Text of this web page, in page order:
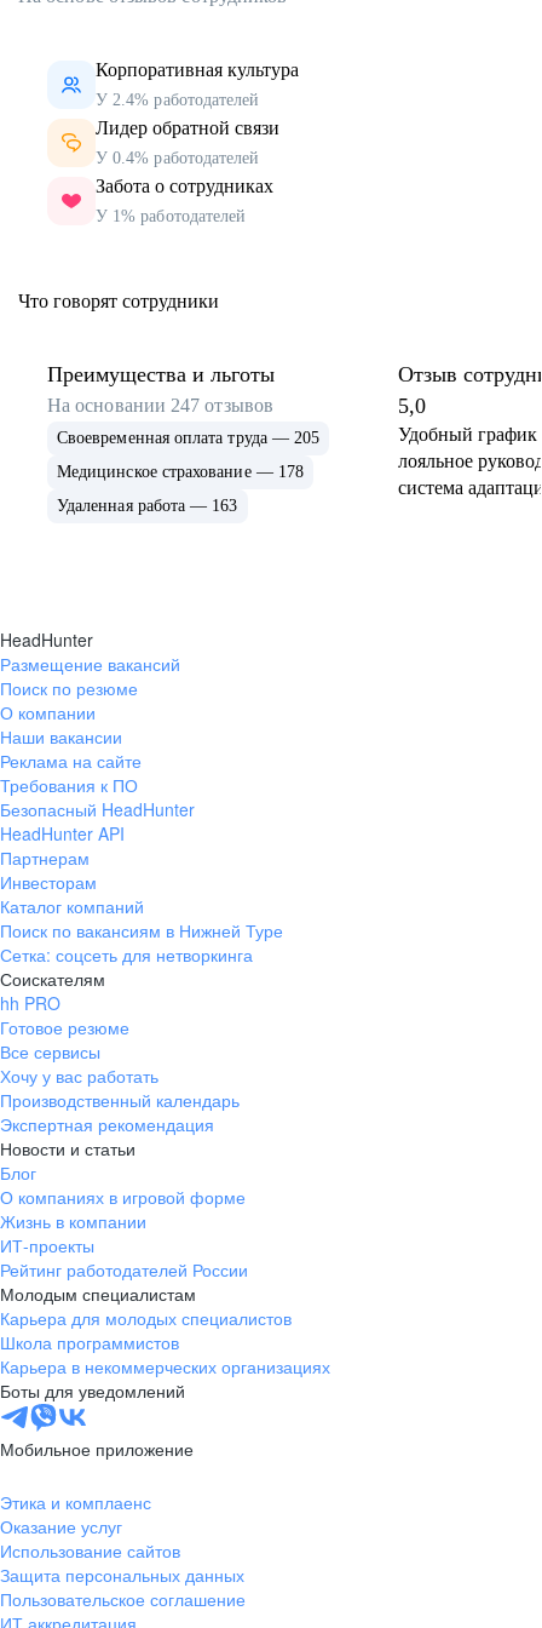
Корпоративная культура
У 2.4% работодателей
Лидер обратной связи
У 0.4% работодателей
Забота о сотрудниках
У 1% работодателей
Что говорят сотрудники
Преимущества и льготы
На основании 247 отзывов
Своевременная оплата труда — 205
Медицинское страхование — 178
Удаленная работа — 163
Отзыв
5,0
Удобный график
лояльное
система
HeadHunter
Размещение вакансий
Поиск по резюме
О компании
Наши вакансии
Реклама на сайте
Требования к ПО
Безопасный HeadHunter
HeadHunter API
Партнерам
Инвесторам
Каталог компаний
Поиск по вакансиям в Нижней Туре
Сетка: соцсеть для нетворкинга
Соискателям
hh PRO
Готовое резюме
Все сервисы
Хочу у вас работать
Производственный календарь
Экспертная рекомендация
Новости и статьи
Блог
О компаниях в игровой форме
Жизнь в компании
ИТ-проекты
Рейтинг работодателей России
Молодым специалистам
Карьера для молодых специалистов
Школа программистов
Карьера в некоммерческих организациях
Боты для уведомлений
Мобильное приложение
Этика и комплаенс
Оказание услуг
Использование сайтов
Защита персональных данных
Пользовательское соглашение